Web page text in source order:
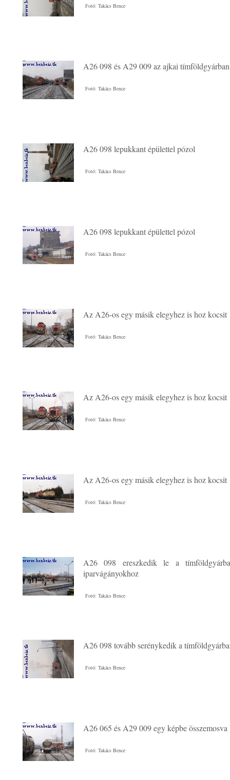
Fotó: Takács Bence
A26 098 és A29 009 az ajkai tímföldgyárban
Fotó: Takács Bence
A26 098 lepukkant épülettel pózol
Fotó: Takács Bence
A26 098 lepukkant épülettel pózol
Fotó: Takács Bence
Az A26-os egy másik elegyhez is hoz kocsit
Fotó: Takács Bence
Az A26-os egy másik elegyhez is hoz kocsit
Fotó: Takács Bence
Az A26-os egy másik elegyhez is hoz kocsit
Fotó: Takács Bence
A26 098 ereszkedik le a
iparvágányokhoz
Fotó: Takács Bence
A26 098 tovább serénykedik a
Fotó: Takács Bence
A26 065 és A29 009 egy képbe összemosva
Fotó: Takács Bence